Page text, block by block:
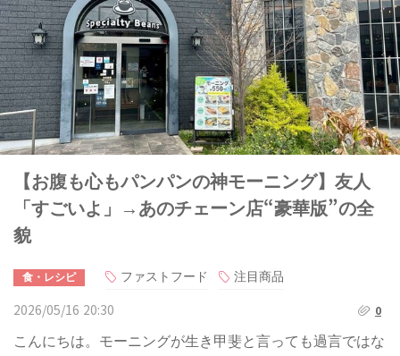
【お腹も心もパンパンの神モーニング】友人
「すごいよ」→あのチェーン店“豪華版”の全
貌
食・レシピ ファストフード 注目商品
2026/05/16 20:30 0
こんにちは。モーニングが生き甲斐と言っても過言ではな